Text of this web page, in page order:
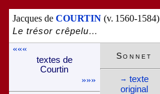
Jacques deCOURTIN (v. 1560-1584)
Le trésor crêpelu…
«««
textes de
Courtin
»»»
Son­net
→ texte
ori­ginal